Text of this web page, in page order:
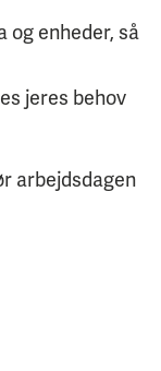
og enheder, så
jeres behov
arbejdsdagen